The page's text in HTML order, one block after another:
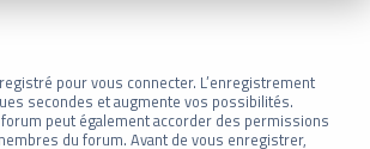
pour vous connecter. L’enregistrement
secondes et augmente vos possibilités.
forum peut également accorder des permissions
du forum. Avant de vous enregistrer,